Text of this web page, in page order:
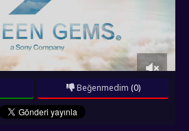
Beğenmedim (0)